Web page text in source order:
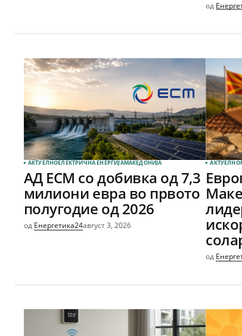
од
АКТУЕЛНОЕЛЕКТРИЧНА ЕНЕРГИЈАМАКЕДОНИЈА
АД ЕСМ со добивка од 7,3
милиони евра во првото
полугодие од 2026
од Енергетика24август 3, 2026
АКТУЕЛНО
од